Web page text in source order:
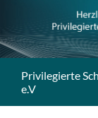
Privilegierte
e.V